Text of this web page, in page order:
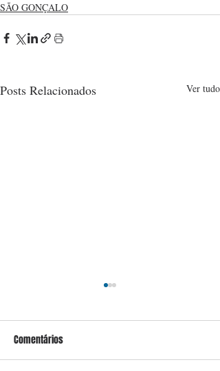
SÃO GONÇALO
Posts Relacionados Ver tudo
Comentários